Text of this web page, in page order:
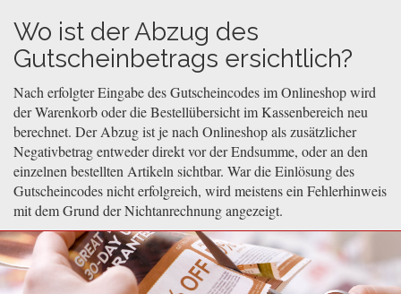
Wo ist der Abzug des
Gutscheinbetrags ersichtlich?
Nach erfolgter Eingabe des Gutscheincodes im Onlineshop wird
der Warenkorb oder die Bestellübersicht im Kassenbereich neu
berechnet. Der Abzug ist je nach Onlineshop als zusätzlicher
Negativbetrag entweder direkt vor der Endsumme, oder an den
einzelnen bestellten Artikeln sichtbar. War die Einlösung des
Gutscheincodes nicht erfolgreich, wird meistens ein Fehlerhinweis
mit dem Grund der Nichtanrechnung angezeigt.